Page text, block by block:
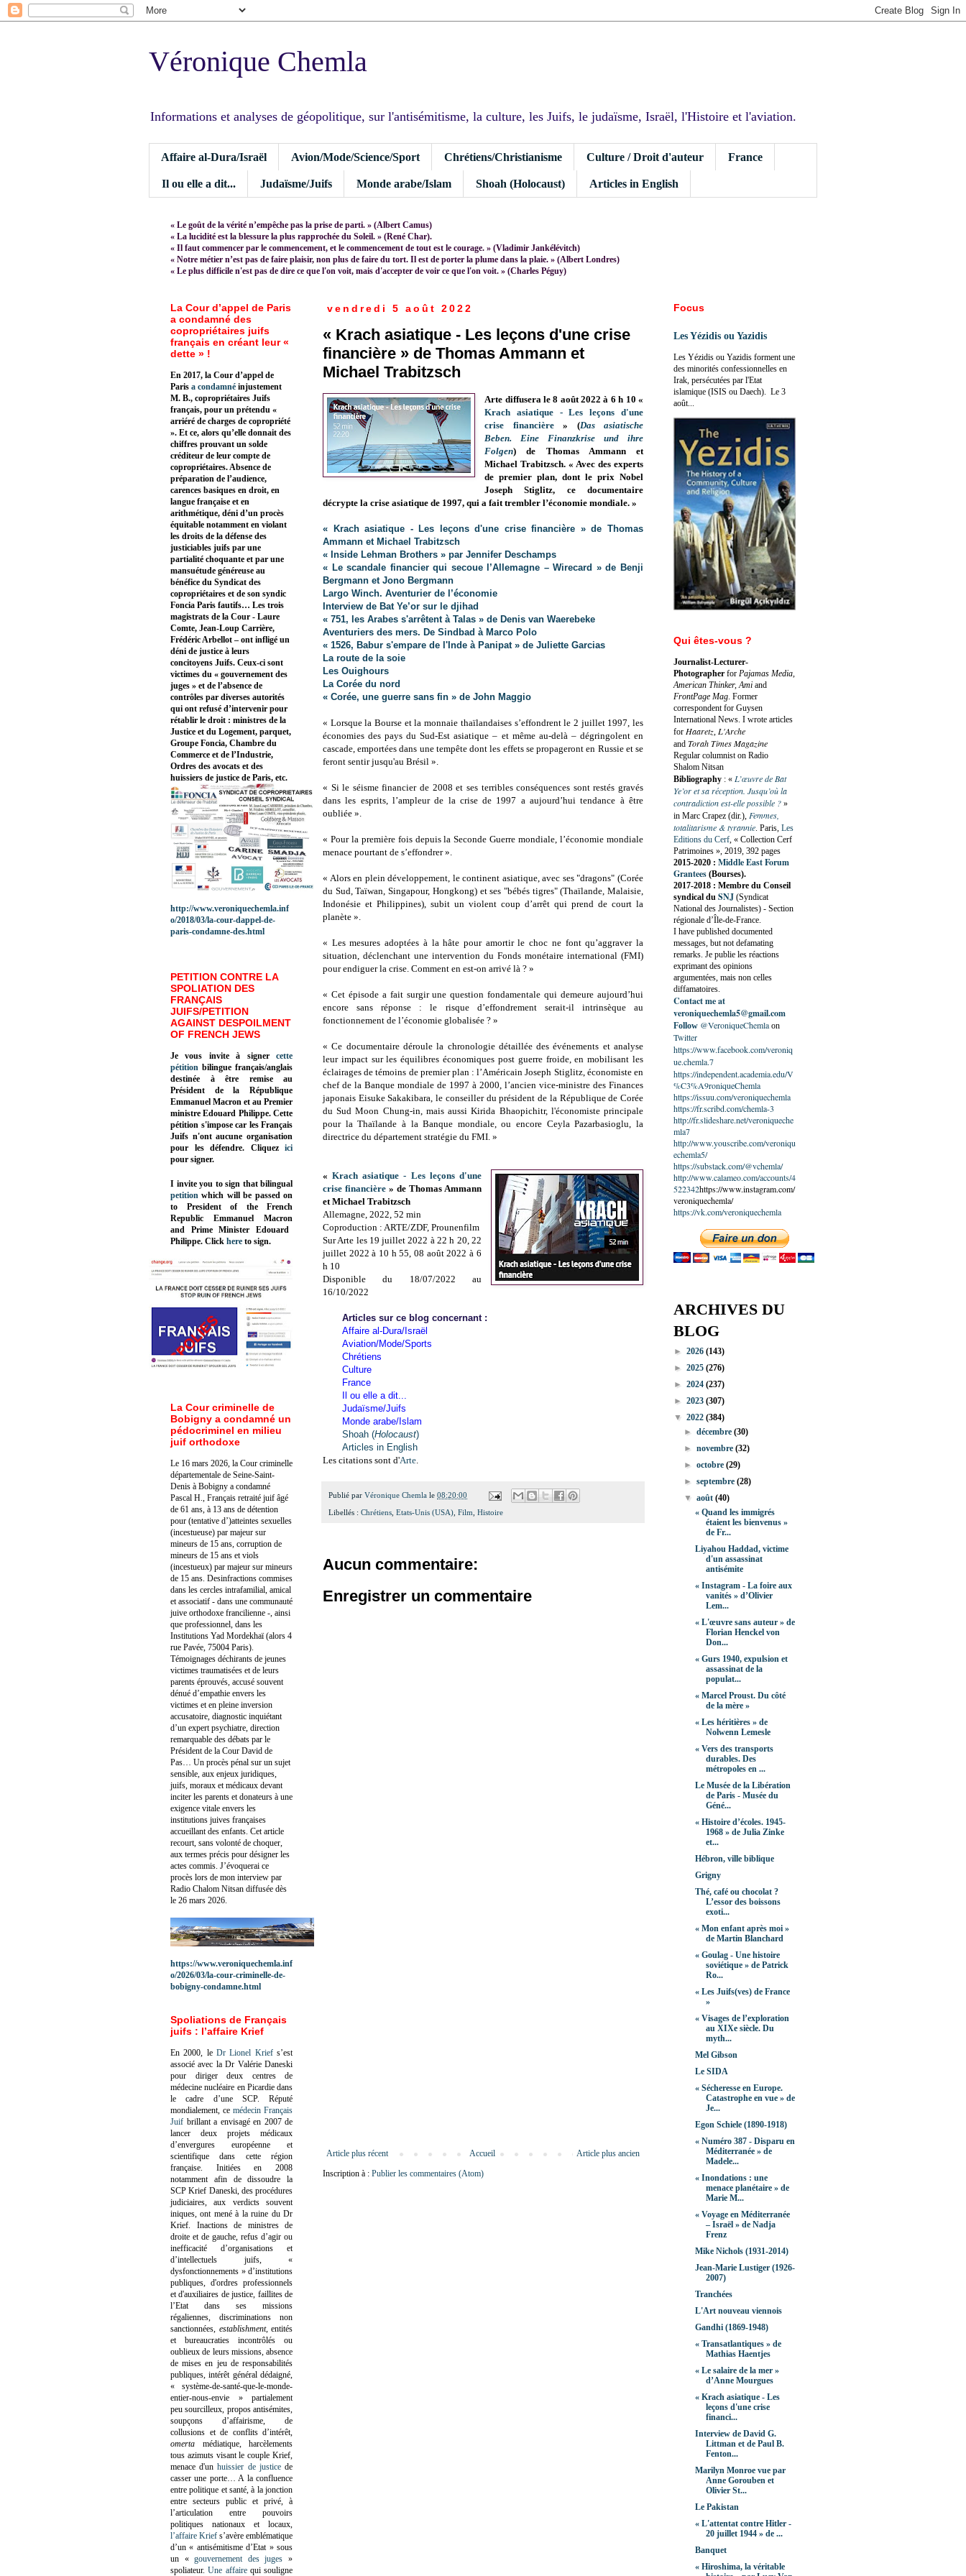
Véronique Chemla
Informations et analyses de géopolitique, sur l'antisémitisme, la culture, les Juifs, le judaïsme, Israël, l'Histoire et l'aviation.
Affaire al-Dura/Israël Avion/Mode/Science/Sport Chrétiens/Christianisme Culture / Droit d'auteur France
Il ou elle a dit... Judaïsme/Juifs Monde arabe/Islam Shoah (Holocaust) Articles in English
« Le goût de la vérité n’empêche pas la prise de parti. » (Albert Camus)
« La lucidité est la blessure la plus rapprochée du Soleil. » (René Char).
« Il faut commencer par le commencement, et le commencement de tout est le courage. » (Vladimir Jankélévitch)
« Notre métier n’est pas de faire plaisir, non plus de faire du tort. Il est de porter la plume dans la plaie. » (Albert Londres)
« Le plus difficile n'est pas de dire ce que l'on voit, mais d'accepter de voir ce que l'on voit. » (Charles Péguy)
vendredi 5 août 2022
« Krach asiatique - Les leçons d'une crise
financière » de Thomas Ammann et
Michael Trabitzsch
Arte diffusera le 8 août 2022 à 6 h 10 «
Krach asiatique - Les leçons d'une
crise financière» (Das asiatische
Beben. Eine Finanzkrise und ihre
Folgen) de Thomas Ammann et
Michael Trabitzsch. « Avec des experts
de premier plan, dont le prix Nobel
Joseph Stiglitz, ce documentaire
décrypte la crise asiatique de 1997, qui a fait trembler l’économie mondiale. »
« Krach asiatique - Les leçons d'une crise financière » de Thomas
Ammann et Michael Trabitzsch
« Inside Lehman Brothers » par Jennifer Deschamps
« Le scandale financier qui secoue l’Allemagne – Wirecard » de Benji
Bergmann et Jono Bergmann
Largo Winch. Aventurier de l’économie
Interview de Bat Ye’or sur le djihad
« 751, les Arabes s'arrêtent à Talas » de Denis van Waerebeke
Aventuriers des mers. De Sindbad à Marco Polo
« 1526, Babur s'empare de l'Inde à Panipat » de Juliette Garcias
La route de la soie
Les Ouighours
La Corée du nord
« Corée, une guerre sans fin » de John Maggio
« Lorsque la Bourse et la monnaie thaïlandaises s’effondrent le 2 juillet 1997, les
économies des pays du Sud-Est asiatique – et même au-delà – dégringolent en
cascade, emportées dans une tempête dont les effets se propageront en Russie et se
feront sentir jusqu'au Brésil ».
« Si le séisme financier de 2008 et ses terribles conséquences sont restés gravés
dans les esprits, l’ampleur de la crise de 1997 a aujourd’hui tendance à être
oubliée ».
« Pour la première fois depuis la Seconde Guerre mondiale, l’économie mondiale
menace pourtant de s’effondrer ».
« Alors en plein développement, le continent asiatique, avec ses "dragons" (Corée
du Sud, Taïwan, Singapour, Hongkong) et ses "bébés tigres" (Thaïlande, Malaisie,
Indonésie et Philippines), subit un violent coup d’arrêt qui prend de court la
planète ».
« Les mesures adoptées à la hâte pour amortir le choc ne font qu’aggraver la
situation, déclenchant une intervention du Fonds monétaire international (FMI)
pour endiguer la crise. Comment en est-on arrivé là ? »
« Cet épisode a fait surgir une question fondamentale qui demeure aujourd’hui
encore sans réponse : le risque d’effondrement serait-il intrinsèque au
fonctionnement de l’économie globalisée ? »
« Ce documentaire déroule la chronologie détaillée des événements et analyse
leur impact sur les équilibres économiques post guerre froide, en mobilisant les
éclairages de témoins de premier plan : l’Américain Joseph Stiglitz, économiste en
chef de la Banque mondiale de 1997 à 2000, l’ancien vice-ministre des Finances
japonais Eisuke Sakakibara, le conseiller du président de la République de Corée
du Sud Moon Chung-in, mais aussi Kirida Bhaopichitr, l'économiste principale
pour la Thaïlande à la Banque mondiale, ou encore Ceyla Pazarbasioglu, la
directrice du département stratégie du FMI. »
«Krach asiatique - Les leçons d'une
crise financière» de Thomas Ammann
et Michael Trabitzsch
Allemagne, 2022, 52 min
Coproduction : ARTE/ZDF, Prounenfilm
Sur Arte les 19 juillet 2022 à 22 h 20, 22
juillet 2022 à 10 h 55, 08 août 2022 à 6
h 10
Disponible du 18/07/2022 au
16/10/2022
Articles sur ce blog concernant :
Affaire al-Dura/Israël
Aviation/Mode/Sports
Chrétiens
Culture
France
Il ou elle a dit...
Judaïsme/Juifs
Monde arabe/Islam
Shoah (Holocaust)
Articles in English
Les citations sont d'Arte.
Publié par Véronique Chemla le 08:20:00
Libellés : Chrétiens, Etats-Unis (USA), Film, Histoire
Aucun commentaire:
Enregistrer un commentaire
Article plus récent Article plus ancien
Accueil
Inscription à : Publier les commentaires (Atom)
La Cour d’appel de Paris
a condamné des
copropriétaires juifs
français en créant leur «
dette » !
En 2017, la Cour d’appel de
Paris a condamné injustement
M. B., copropriétaires Juifs
français, pour un prétendu «
arriéré de charges de copropriété
». Et ce, alors qu’elle donnait des
chiffres prouvant un solde
créditeur de leur compte de
copropriétaires. Absence de
préparation de l’audience,
carences basiques en droit, en
langue française et en
arithmétique, déni d’un procès
équitable notamment en violant
les droits de la défense des
justiciables juifs par une
partialité choquante et par une
mansuétude généreuse au
bénéfice du Syndicat des
copropriétaires et de son syndic
Foncia Paris fautifs… Les trois
magistrats de la Cour - Laure
Comte, Jean-Loup Carrière,
Frédéric Arbellot – ont infligé un
déni de justice à leurs
concitoyens Juifs. Ceux-ci sont
victimes du « gouvernement des
juges » et de l’absence de
contrôles par diverses autorités
qui ont refusé d’intervenir pour
rétablir le droit : ministres de la
Justice et du Logement, parquet,
Groupe Foncia, Chambre du
Commerce et de l’Industrie,
Ordres des avocats et des
huissiers de justice de Paris, etc.
http://www.veroniquechemla.inf
o/2018/03/la-cour-dappel-de-
paris-condamne-des.html
PETITION CONTRE LA
SPOLIATION DES
FRANÇAIS
JUIFS/PETITION
AGAINST DESPOILMENT
OF FRENCH JEWS
Je vous invite à signer cette
pétition bilingue français/anglais
destinée à être remise au
Président de la République
Emmanuel Macron et au Premier
ministre Edouard Philippe. Cette
pétition s'impose car les Français
Juifs n'ont aucune organisation
pour les défendre. Cliquez
ici
pour signer.
I invite you to sign that bilingual
petition which will be passed on
to President of the French
Republic Emmanuel Macron
and Prime Minister Edouard
Philippe. Click here to sign.
La Cour criminelle de
Bobigny a condamné un
pédocriminel en milieu
juif orthodoxe
Le 16 mars 2026, la Cour criminelle
départementale de Seine-Saint-
Denis à Bobigny a condamné
Pascal H., Français retraité juif âgé
de 61 ans, à 13 ans de détention
pour (tentative d’)atteintes sexuelles
(incestueuse) par majeur sur
mineurs de 15 ans, corruption de
mineurs de 15 ans et viols
(incestueux) par majeur sur mineurs
de 15 ans. Desinfractions commises
dans les cercles intrafamilial, amical
et associatif - dans une communauté
juive orthodoxe francilienne -, ainsi
que professionnel, dans les
Institutions Yad Mordekhaï (alors 4
rue Pavée, 75004 Paris).
Témoignages déchirants de jeunes
victimes traumatisées et de leurs
parents éprouvés, accusé souvent
dénué d’empathie envers les
victimes et en pleine inversion
accusatoire, diagnostic inquiétant
d’un expert psychiatre, direction
remarquable des débats par le
Président de la Cour David de
Pas… Un procès pénal sur un sujet
sensible, aux enjeux juridiques,
juifs, moraux et médicaux devant
inciter les parents et donateurs à une
exigence vitale envers les
institutions juives françaises
accueillant des enfants. Cet article
recourt, sans volonté de choquer,
aux termes précis pour désigner les
actes commis. J’évoquerai ce
procès lors de mon interview par
Radio Chalom Nitsan diffusée dès
le 26 mars 2026.
https://www.veroniquechemla.inf
o/2026/03/la-cour-criminelle-de-
bobigny-condamne.html
Spoliations de Français
juifs : l’affaire Krief
En 2000, le Dr Lionel Kriefs’est
associé avec la Dr Valérie Daneski
pour diriger deux centres de
médecine nucléaire en Picardie dans
le cadre d’une SCP. Réputé
mondialement, ce médecin Français
Juif brillant a envisagé en 2007 de
lancer deux projets médicaux
d’envergures européenne et
scientifique dans cette région
française. Initiées en 2008
notamment afin de dissoudre la
SCP Krief Daneski, des procédures
judiciaires, aux verdicts souvent
iniques, ont mené à la ruine du Dr
Krief. Inactions de ministres de
droite et de gauche, refus d’agir ou
inefficacité d’organisations et
d’intellectuels juifs, «
dysfonctionnements » d’institutions
publiques, d'ordres professionnels
et d'auxiliaires de justice, faillites de
l’Etat dans ses missions
régaliennes, discriminations non
sanctionnées, establishment, entités
et bureaucraties incontrôlés ou
oublieux de leurs missions, absence
de mises en jeu de responsabilités
publiques, intérêt général dédaigné,
« système-de-santé-que-le-monde-
entier-nous-envie » partialement
peu sourcilleux, propos antisémites,
soupçons d’affairisme, de
collusions et de conflits d’intérêt,
omerta médiatique, harcèlements
tous azimuts visant le couple Krief,
menace d'unhuissier de justicede
casser une porte… A la confluence
entre politique et santé, à la jonction
entre secteurs public et privé, à
l’articulation entre pouvoirs
politiques nationaux et locaux,
l’affaire Krief s’avère emblématique
d’un « antisémitisme d’Etat » sous
un «gouvernement des juges »
spoliateur.Une affairequi souligne
Focus
Les Yézidis ou Yazidis
Les Yézidis ou Yazidis forment une
des minorités confessionnelles en
Irak, persécutées par l'Etat
islamique (ISIS ou Daech). Le 3
août...
Qui êtes-vous ?
Journalist-Lecturer-
Photographer for Pajamas Media,
American Thinker, Ami and
FrontPage Mag. Former
correspondent for Guysen
International News. I wrote articles
for Haaretz, L'Arche
and Torah Times Magazine
Regular columnist on Radio
Shalom Nitsan
Bibliography : « L’œuvre de Bat
Ye’or et sa réception. Jusqu’où la
contradiction est-elle possible ? »
in Marc Crapez (dir.), Femmes,
totalitarisme & tyrannie. Paris, Les
Editions du Cerf, « Collection Cerf
Patrimoines », 2019, 392 pages
2015-2020 : Middle East Forum
Grantees (Bourses).
2017-2018 : Membre du Conseil
syndical du SNJ (Syndicat
National des Journalistes) - Section
régionale d’Île-de-France.
I have published documented
messages, but not defamating
remarks. Je publie les réactions
exprimant des opinions
argumentées, mais non celles
diffamatoires.
Contact me at
veroniquechemla5@gmail.com
Follow @VeroniqueChemlaon
Twitter
https://www.facebook.com/veroniq
ue.chemla.7
https://independent.academia.edu/V
%C3%A9roniqueChemla
https://issuu.com/veroniquechemla
https://fr.scribd.com/chemla-3
http://fr.slideshare.net/veroniqueche
mla7
http://www.youscribe.com/veroniqu
echemla5/
https://substack.com/@vchemla/
http://www.calameo.com/accounts/4
522342https://www.instagram.com/
veroniquechemla/
https://vk.com/veroniquechemla
ARCHIVES DU
BLOG
► 2026 (143)
► 2025 (276)
► 2024 (237)
► 2023 (307)
▼ 2022 (384)
►décembre(30)
►novembre(32)
►octobre(29)
►septembre(28)
▼août(40)
« Quand les immigrés
étaient les bienvenus »
de Fr...
Liyahou Haddad, victime
d'un assassinat
antisémite
« Instagram - La foire aux
vanités » d’Olivier
Lem...
« L'œuvre sans auteur » de
Florian Henckel von
Don...
« Gurs 1940, expulsion et
assassinat de la
populat...
« Marcel Proust. Du côté
de la mère »
« Les héritières » de
Nolwenn Lemesle
« Vers des transports
durables. Des
métropoles en ...
Le Musée de la Libération
de Paris - Musée du
Géné...
« Histoire d’écoles. 1945-
1968 » de Julia Zinke
et...
Hébron, ville biblique
Grigny
Thé, café ou chocolat ?
L’essor des boissons
exoti...
« Mon enfant après moi »
de Martin Blanchard
« Goulag - Une histoire
soviétique » de Patrick
Ro...
« Les Juifs(ves) de France
»
« Visages de l’exploration
au XIXe siècle. Du
myth...
Mel Gibson
Le SIDA
« Sécheresse en Europe.
Catastrophe en vue » de
Je...
Egon Schiele (1890-1918)
« Numéro 387 - Disparu en
Méditerranée » de
Madele...
« Inondations : une
menace planétaire » de
Marie M...
« Voyage en Méditerranée
– Israël » de Nadja
Frenz
Mike Nichols (1931-2014)
Jean-Marie Lustiger (1926-
2007)
Tranchées
L'Art nouveau viennois
Gandhi (1869-1948)
« Transatlantiques » de
Mathias Haentjes
« Le salaire de la mer »
d’Anne Mourgues
« Krach asiatique - Les
leçons d'une crise
financi...
Interview de David G.
Littman et de Paul B.
Fenton...
Marilyn Monroe vue par
Anne Gorouben et
Olivier St...
Le Pakistan
« L'attentat contre Hitler -
20 juillet 1944 » de ...
Banquet
« Hiroshima, la véritable